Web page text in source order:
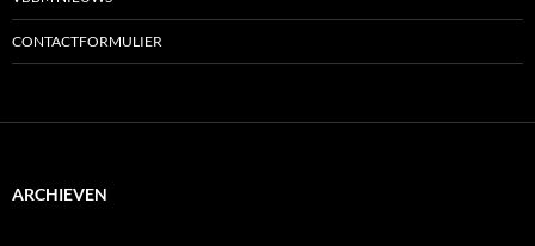
CONTACTFORMULIER
ARCHIEVEN